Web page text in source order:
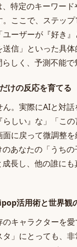
特定のキーワー
ここで、ステッ
ーザーが『好き
信」といった具
しく、予測不能で
けの反応を育てる
。実際にAIと対
らしい』な」「こ
に戻って微調整
あなたの「うち
長し、他の誰に
活用術と世界観
キャラクターを
」にとっても、